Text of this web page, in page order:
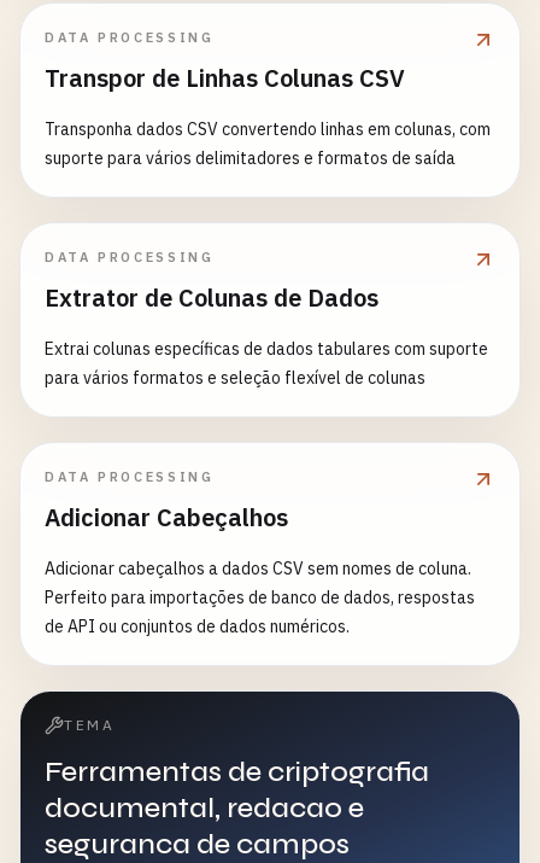
DATA PROCESSING
Transpor de Linhas Colunas CSV
Transponha dados CSV convertendo linhas em colunas, com
suporte para vários delimitadores e formatos de saída
DATA PROCESSING
Extrator de Colunas de Dados
Extrai colunas específicas de dados tabulares com suporte
para vários formatos e seleção flexível de colunas
DATA PROCESSING
Adicionar Cabeçalhos
Adicionar cabeçalhos a dados CSV sem nomes de coluna.
Perfeito para importações de banco de dados, respostas
de API ou conjuntos de dados numéricos.
TEMA
Ferramentas de criptografia
documental, redacao e
seguranca de campos